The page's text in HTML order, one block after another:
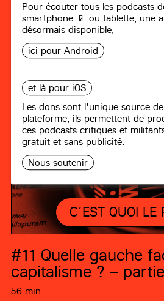
Pour écouter tous les podcasts
smartphone 📱 ou tablette, une
désormais disponible,
ici pour Android
et là pour iOS
Les dons sont l'unique source
plateforme, ils permettent de
ces podcasts critiques et
gratuit et sans publicité.
Nous soutenir
C’EST QUOI LE
#11 Quelle gauche
capitalisme ? –
56 min